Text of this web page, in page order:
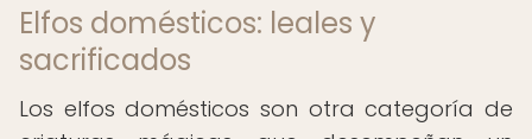
Elfos domésticos: leales y
sacrificados
Los elfos domésticos son otra categoría de